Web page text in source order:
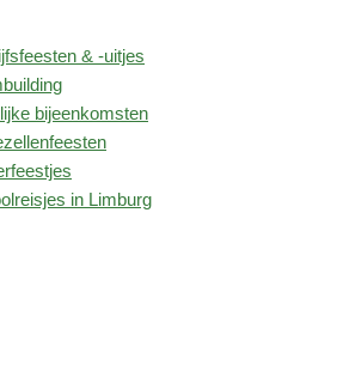
& -uitjes
bijeenkomsten
in Limburg